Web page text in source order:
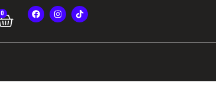
0 F
a
c
b
I
n
s
a
T
i
k
o